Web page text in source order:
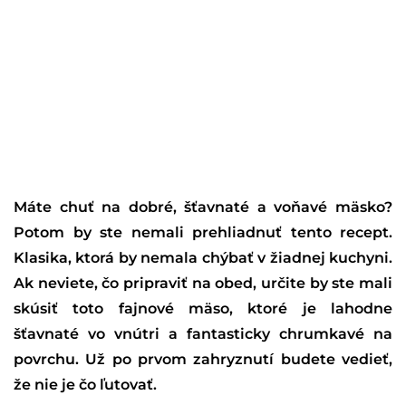
Máte chuť na dobré, šťavnaté a voňavé mäsko?
Potom by ste nemali prehliadnuť tento recept.
Klasika, ktorá by nemala chýbať v žiadnej kuchyni.
Ak neviete, čo pripraviť na obed, určite by ste mali
skúsiť toto fajnové mäso, ktoré je lahodne
šťavnaté vo vnútri a fantasticky chrumkavé na
povrchu. Už po prvom zahryznutí budete vedieť,
že nie je čo ľutovať.